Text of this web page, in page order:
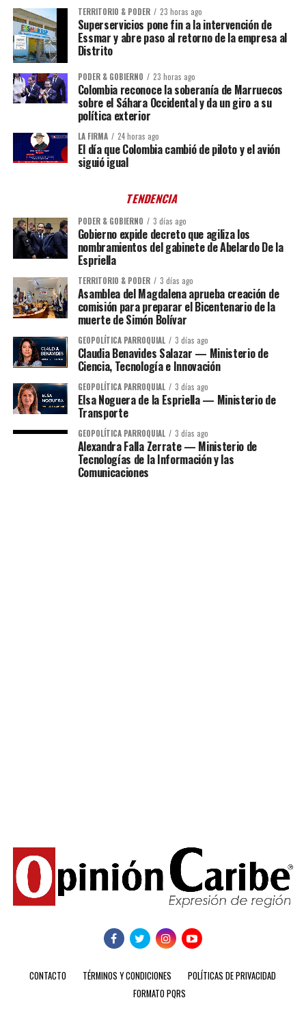
TERRITORIO & PODER 23 horas ago
Superservicios pone fin a la intervención de
Essmar y abre paso al retorno de la empresa al
Distrito
PODER & GOBIERNO 23 horas ago
Colombia reconoce la soberanía de Marruecos
sobre el Sáhara Occidental y da un giro a su
política exterior
LA FIRMA 24 horas ago
El día que Colombia cambió de piloto y el avión
siguió igual
TENDENCIA
PODER & GOBIERNO 3 días ago
Gobierno expide decreto que agiliza los
nombramientos del gabinete de Abelardo De la
Espriella
TERRITORIO & PODER 3 días ago
Asamblea del Magdalena aprueba creación de
comisión para preparar el Bicentenario de la
muerte de Simón Bolívar
GEOPOLÍTICA PARROQUIAL 3 días ago
Claudia Benavides Salazar — Ministerio de
Ciencia, Tecnología e Innovación
GEOPOLÍTICA PARROQUIAL 3 días ago
Elsa Noguera de la Espriella — Ministerio de
Transporte
GEOPOLÍTICA PARROQUIAL 3 días ago
Alexandra Falla Zerrate — Ministerio de
Tecnologías de la Información y las
Comunicaciones
CONTACTO TÉRMINOS Y CONDICIONES
POLÍTICAS DE PRIVACIDAD
FORMATO PQRS